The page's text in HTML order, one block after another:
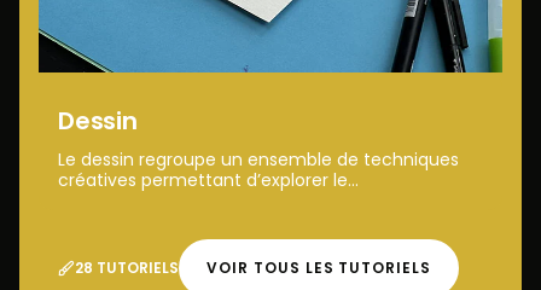
Dessin
Le dessin regroupe un ensemble de techniques
créatives permettant d’explorer le...
28 TUTORIELS VOIR TOUS LES TUTORIELS